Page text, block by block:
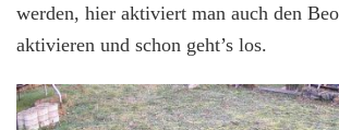
werden, hier aktiviert man auch den
aktivieren und schon geht’s los.